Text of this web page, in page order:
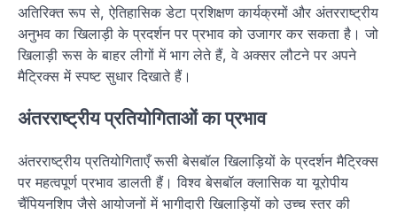
अतिरिक्त रूप से, ऐतिहासिक डेटा प्रशिक्षण कार्यक्रमों और अंतरराष्ट्रीय
अनुभव का खिलाड़ी के प्रदर्शन पर प्रभाव को उजागर कर सकता है। जो
खिलाड़ी रूस के बाहर लीगों में भाग लेते हैं, वे अक्सर लौटने पर अपने
मैट्रिक्स में स्पष्ट सुधार दिखाते हैं।
अंतरराष्ट्रीय प्रतियोगिताओं का प्रभाव
अंतरराष्ट्रीय प्रतियोगिताएँ रूसी बेसबॉल खिलाड़ियों के प्रदर्शन मैट्रिक्स
पर महत्वपूर्ण प्रभाव डालती हैं। विश्व बेसबॉल क्लासिक या यूरोपीय
चैंपियनशिप जैसे आयोजनों में भागीदारी खिलाड़ियों को उच्च स्तर की